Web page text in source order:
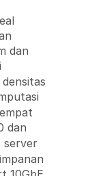
dan
dan
server